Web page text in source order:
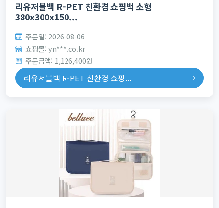
리유저블백 R-PET 친환경 쇼핑백 소형
380x300x150...
주문일: 2026-08-06
쇼핑몰: yn***.co.kr
주문금액: 1,126,400원
리유저블백 R-PET 친환경 쇼핑...